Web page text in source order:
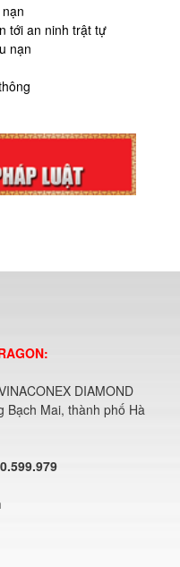
tới an ninh trật tự
nạn
DIAMOND
Bạch Mai, thành phố Hà